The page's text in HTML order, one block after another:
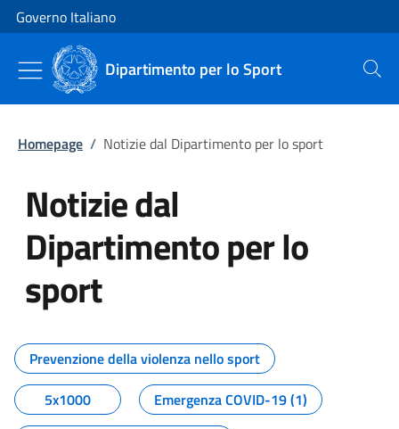
Vai al contenuto
Vai alla navigazione del sito
Governo Italiano
Dipartimento per lo Sport Cerca
Homepage / Notizie dal Dipartimento per lo sport
Notizie dal
Dipartimento per lo
sport
Tutti i contenuti della pagina
Prevenzione della violenza nello sport
5x1000
Emergenza COVID-19 (1)